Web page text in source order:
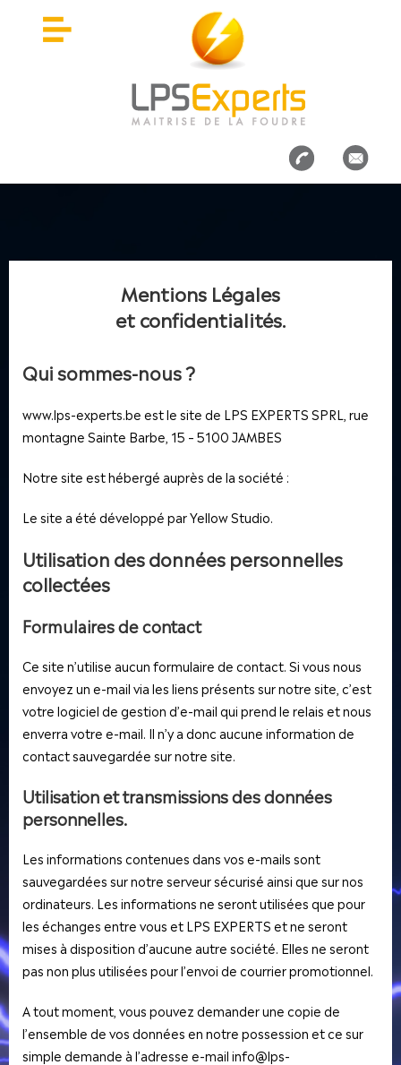
Mentions Légales
et confidentialités.
Qui sommes-nous ?
www.lps-experts.be est le site de LPS EXPERTS SPRL, rue
montagne Sainte Barbe, 15 – 5100 JAMBES
Notre site est hébergé auprès de la société :
Le site a été développé par Yellow Studio.
Utilisation des données personnelles
collectées
Formulaires de contact
Ce site n’utilise aucun formulaire de contact. Si vous nous
envoyez un e-mail via les liens présents sur notre site, c’est
votre logiciel de gestion d’e-mail qui prend le relais et nous
enverra votre e-mail. Il n’y a donc aucune information de
contact sauvegardée sur notre site.
Utilisation et transmissions des données
personnelles.
Les informations contenues dans vos e-mails sont
sauvegardées sur notre serveur sécurisé ainsi que sur nos
ordinateurs. Les informations ne seront utilisées que pour
les échanges entre vous et LPS EXPERTS et ne seront
mises à disposition d’aucune autre société. Elles ne seront
pas non plus utilisées pour l’envoi de courrier promotionnel.
A tout moment, vous pouvez demander une copie de
l’ensemble de vos données en notre possession et ce sur
simple demande à l’adresse e-mail info@lps-